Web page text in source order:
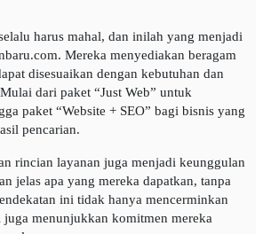
harus mahal, dan inilah yang menjadi
Mereka menyediakan beragam
disesuaikan dengan kebutuhan dan
dari paket “Just Web” untuk
paket “Website + SEO” bagi bisnis yang
pencarian.
rincian layanan juga menjadi keunggulan
jelas apa yang mereka dapatkan, tanpa
ini tidak hanya mencerminkan
juga menunjukkan komitmen mereka